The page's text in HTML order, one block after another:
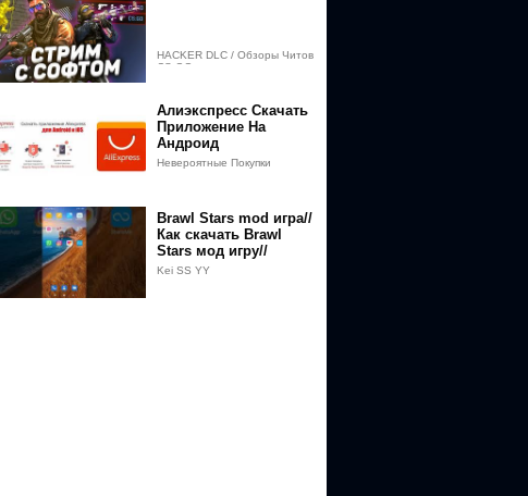
HACKER DLC / Обзоры Читов
CS:GO
Алиэкспресс Скачать
Приложение На
Андроид
Невероятные Покупки
Brawl Stars mod игра//
Как скачать Brawl
Stars мод игру//
Kei SS YY